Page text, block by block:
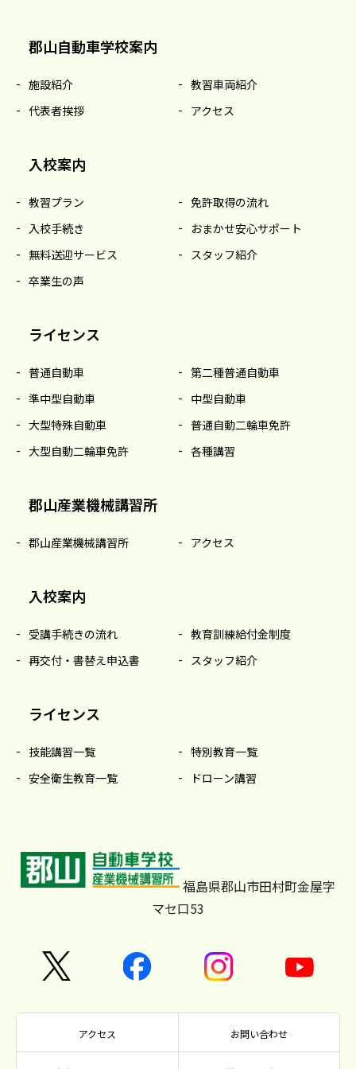
郡山自動車学校案内
施設紹介
教習車両紹介
代表者挨拶
アクセス
入校案内
教習プラン
免許取得の流れ
入校手続き
おまかせ安心サポート
無料送迎サービス
スタッフ紹介
卒業生の声
ライセンス
普通自動車
第二種普通自動車
準中型自動車
中型自動車
大型特殊自動車
普通自動二輪車免許
大型自動二輪車免許
各種講習
郡山産業機械講習所
郡山産業機械講習所 アクセス
入校案内
受講手続きの流れ
教育訓練給付金制度
再交付・書替え申込書
スタッフ紹介
ライセンス
技能講習一覧
特別教育一覧
安全衛生教育一覧
ドローン講習
福島県郡山市田村町金屋字
マセ口53
アクセス お問い合わせ